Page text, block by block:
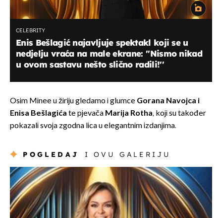
CELEBRITY
Enis Bešlagić najavljuje spektakl koji se u
nedjelju vraća na male ekrane: ''Nismo nikad
u ovom sastavu nešto slično radili!''
Osim Minee u žiriju gledamo i glumce Gorana Navojca i
Enisa Bešlagića te pjevača Marija Rotha, koji su također
pokazali svoja zgodna lica u elegantnim izdanjima.
POGLEDAJ I OVU GALERIJU